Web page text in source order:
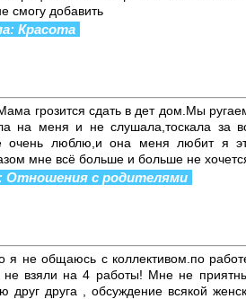
смогу добавить
Красота
грозится сдать в дет дом.Мы
на меня и не слушала,тоскала за
люблю,и она меня любит я
мне всё больше и больше не
Отношения с родителями
не общаюсь с коллективом.по
взяли на 4 работы! Мне не
друг друга , обсуждение всякой